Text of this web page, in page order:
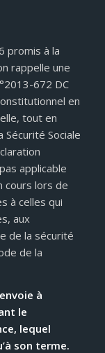
promis à la
rappelle une
672 DC
en
tout en
Sécurité Sociale
applicable
cours lors de
à celles qui
aux
de la sécurité
de la
à
le
lequel
son terme.